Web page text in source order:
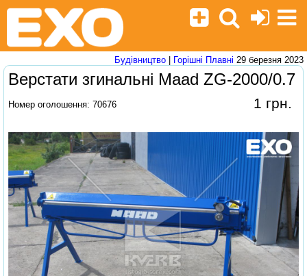
Будівництво Горішні Плавні 29 березня 2023
Верстати згинальні Maad ZG-2000/0.7
Номер оголошення: 70676 1 грн.